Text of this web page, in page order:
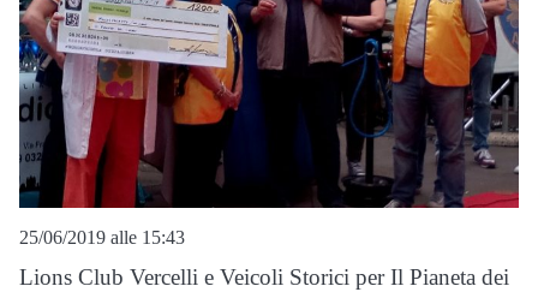
25/06/2019 alle 15:43
Lions Club Vercelli e Veicoli Storici per Il Pianeta dei